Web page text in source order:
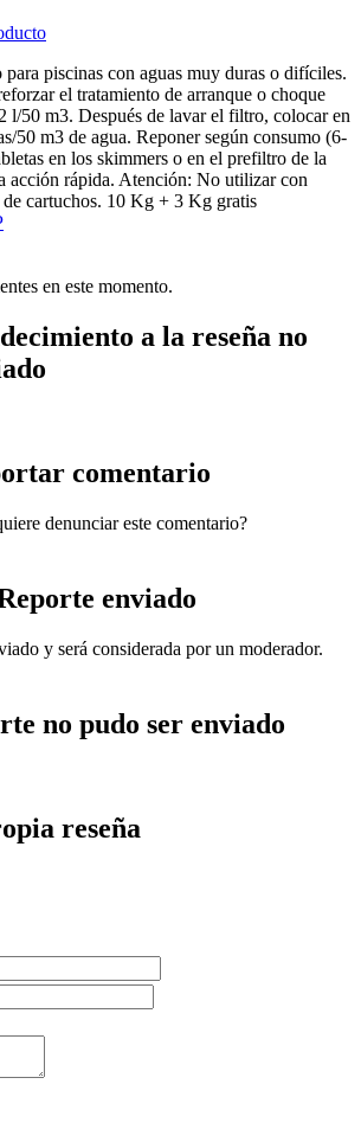
piscinas con aguas muy duras o difíciles.
el tratamiento de arranque o choque
50 m3. Después de lavar el filtro, colocar en
50 m3 de agua. Reponer según consumo (6-
en los skimmers o en el prefiltro de la
acción rápida. Atención: No utilizar con
cartuchos. 10 Kg + 3 Kg gratis
en este momento.
a la reseña no
comentario
denunciar este comentario?
enviado
y será considerada por un moderador.
no pudo ser enviado
reseña